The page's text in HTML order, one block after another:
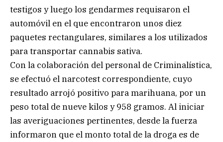
testigos y luego los gendarmes requisaron el
automóvil en el que encontraron unos diez
paquetes rectangulares, similares a los utilizados
para transportar cannabis sativa.
Con la colaboración del personal de Criminalística,
se efectuó el narcotest correspondiente, cuyo
resultado arrojó positivo para marihuana, por un
peso total de nueve kilos y 958 gramos. Al iniciar
las averiguaciones pertinentes, desde la fuerza
informaron que el monto total de la droga es de